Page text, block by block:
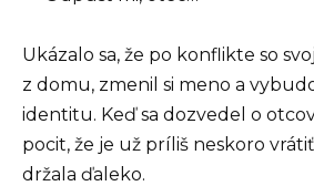
Ukázalo sa, že po konflikte so
z domu, zmenil si meno a
identitu. Keď sa dozvedel o
pocit, že je už príliš neskoro
držala ďaleko.